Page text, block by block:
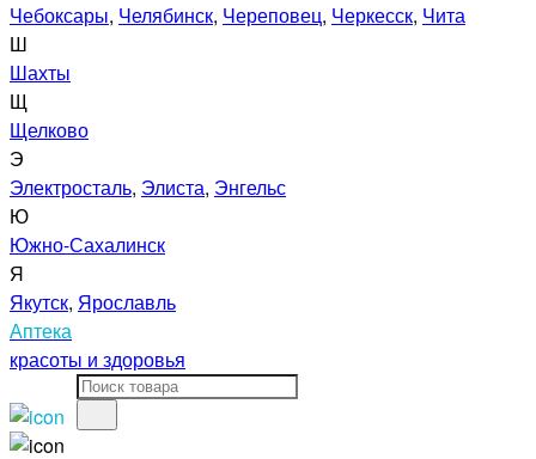
Чебоксары, Челябинск, Череповец, Черкесск, Чита
Ш
Шахты
Щ
Щелково
Э
Электросталь, Элиста, Энгельс
Ю
Южно-Сахалинск
Я
Якутск, Ярославль
Аптека
красоты и здоровья